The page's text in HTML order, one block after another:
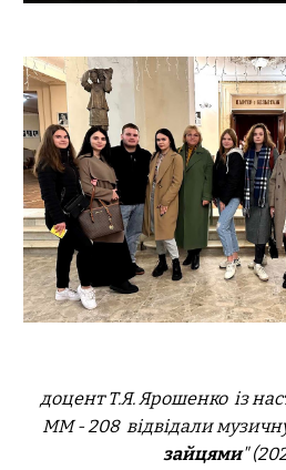
доцент Т.Я.Ярошенкоіз
ММ - 208відвідали
зайцями"